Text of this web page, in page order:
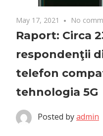
May 17, 2021 No
Raport: Circa
respondenţii
telefon
tehnologia 5G
Posted byadmin